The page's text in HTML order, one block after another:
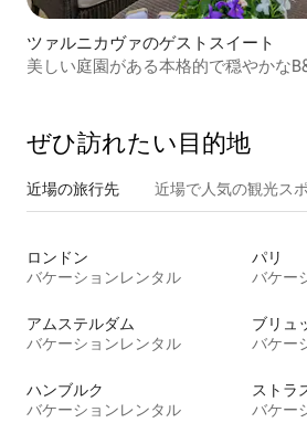
ツァルニカヴァのゲストスイート
美しい庭園がある本格的で穏やかな
ぜひ訪⁠れ⁠た⁠い目⁠的⁠地
近場の旅行先 近場で人気の観光ス
ロンドン
バケーションレンタル
パリ
バケー
アムステルダム
バケーションレンタル
ブリュ
バケー
ハンブルク
バケーションレンタル
ストラ
バケー